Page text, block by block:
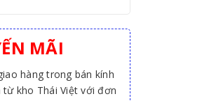
MÃI
hàng trong bán kính
từ kho Thái Việt với đơn